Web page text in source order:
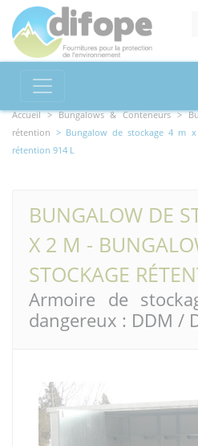
Accueil >Bungalows & Conteneurs>
rétention > Bungalow de stockage 4 m
rétention 914 L
BUNGALOW DE
X 2 M -
STOCKAGE
Armoire de
dangereux : DDM /